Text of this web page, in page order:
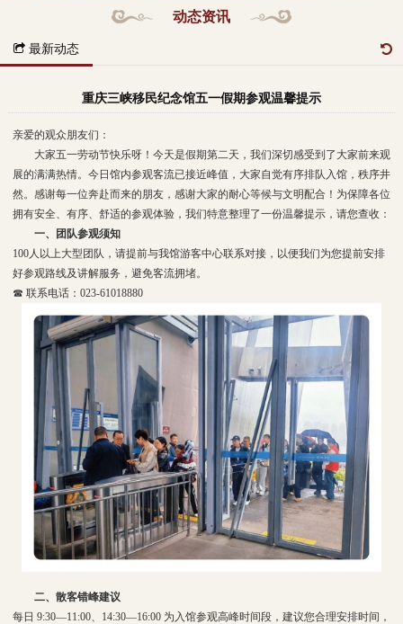
动态资讯
最新动态
重庆三峡移民纪念馆五一假期参观温馨提示
亲爱的观众朋友们：
大家五一劳动节快乐呀！今天是假期第二天，我们深切感受到了大家前来观
展的满满热情。今日馆内参观客流已接近峰值，大家自觉有序排队入馆，秩序井
然。感谢每一位奔赴而来的朋友，感谢大家的耐心等候与文明配合！为保障各位
拥有安全、有序、舒适的参观体验，我们特意整理了一份温馨提示，请您查收：
一、团队参观须知
100人以上大型团队，请提前与我馆游客中心联系对接，以便我们为您提前安排
好参观路线及讲解服务，避免客流拥堵。
☎ 联系电话：023-61018880
二、散客错峰建议
每日 9:30—11:00、14:30—16:00 为入馆参观高峰时间段，建议您合理安排时间，